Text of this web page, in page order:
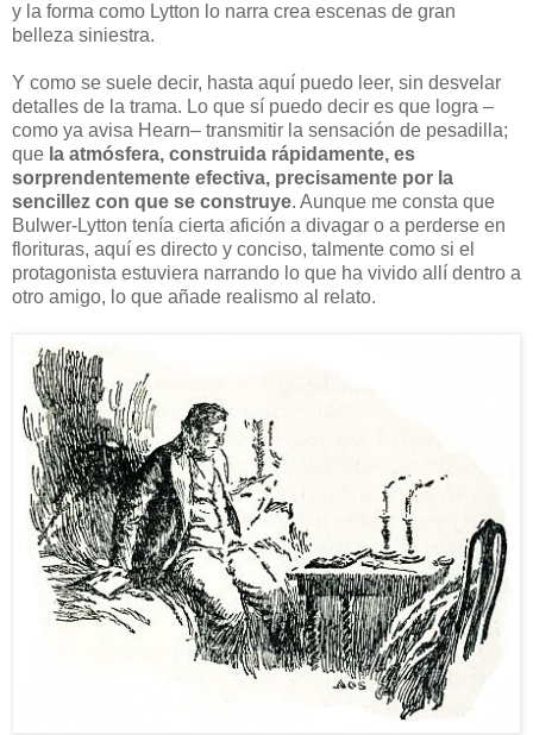
y la forma como Lytton lo narra crea escenas de gran
belleza siniestra.
Y como se suele decir, hasta aquí puedo leer, sin desvelar
detalles de la trama. Lo que sí puedo decir es que logra –
como ya avisa Hearn– transmitir la sensación de pesadilla;
que la atmósfera, construida rápidamente, es
sorprendentemente efectiva, precisamente por la
sencillez con que se construye. Aunque me consta que
Bulwer-Lytton tenía cierta afición a divagar o a perderse en
florituras, aquí es directo y conciso, talmente como si el
protagonista estuviera narrando lo que ha vivido allí dentro a
otro amigo, lo que añade realismo al relato.